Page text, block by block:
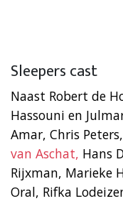
Sleepers cast
Naast Robert de
Hassouni en
Amar, Chris
van Aschat, Hans
Rijxman, Marieke
Oral, Rifka